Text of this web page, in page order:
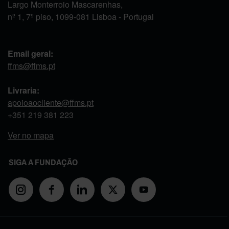
Largo Monterroio Mascarenhas,
nº 1, 7º piso, 1099-081 Lisboa - Portugal
Email geral:
ffms@ffms.pt
Livraria:
apoioaocliente@ffms.pt
+351 219 381 223
Ver no mapa
SIGA A FUNDAÇÃO